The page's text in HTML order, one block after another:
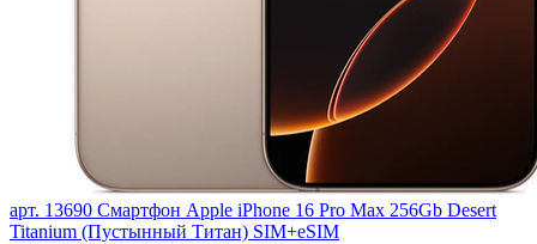
арт. 13690 Смартфон Apple iPhone 16 Pro Max 256Gb Desert
Titanium (Пустынный Титан) SIM+eSIM